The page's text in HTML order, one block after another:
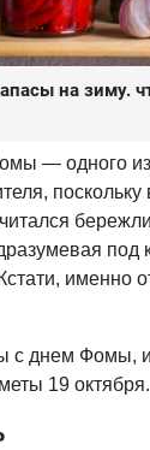
на зиму.
— одного
под
именно
с днем Фомы,
19 октября.